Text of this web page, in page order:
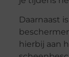
Daarnaast
hierbij aan